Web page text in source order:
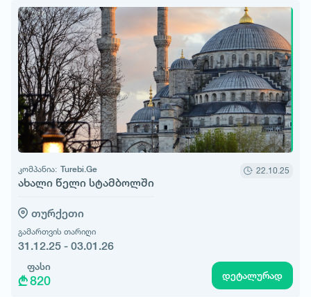
კომპანია: Turebi.Ge
ახალი წელი სტამბოლში
22.10.25
თურქეთი
გამართვის თარიღი
31.12.25 - 03.01.26
ფასი
820 დეტალურად